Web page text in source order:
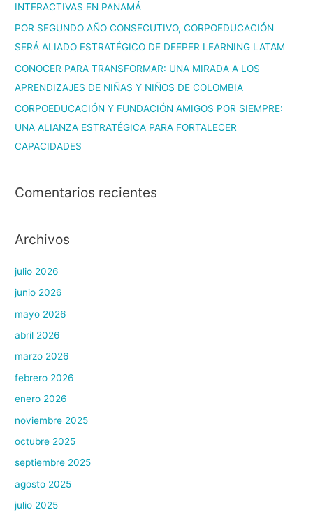
INTERACTIVAS EN PANAMÁ
POR SEGUNDO AÑO CONSECUTIVO, CORPOEDUCACIÓN
SERÁ ALIADO ESTRATÉGICO DE DEEPER LEARNING LATAM
CONOCER PARA TRANSFORMAR: UNA MIRADA A LOS
APRENDIZAJES DE NIÑAS Y NIÑOS DE COLOMBIA
CORPOEDUCACIÓN Y FUNDACIÓN AMIGOS POR SIEMPRE:
UNA ALIANZA ESTRATÉGICA PARA FORTALECER
CAPACIDADES
Comentarios recientes
Archivos
julio 2026
junio 2026
mayo 2026
abril 2026
marzo 2026
febrero 2026
enero 2026
noviembre 2025
octubre 2025
septiembre 2025
agosto 2025
julio 2025